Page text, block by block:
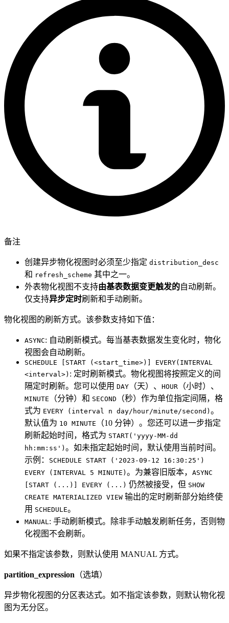
备注
创建异步物化视图时必须至少指定 distribution_desc
和 refresh_scheme 其中之一。
外表物化视图不支持由基表数据变更触发的自动刷新。
仅支持异步定时刷新和手动刷新。
物化视图的刷新方式。该参数支持如下值：
ASYNC: 自动刷新模式。每当基表数据发生变化时，物化
视图会自动刷新。
SCHEDULE [START (<start_time>)] EVERY(INTERVAL
<interval>) : 定时刷新模式。物化视图将按照定义的间
隔定时刷新。您可以使用 DAY （天）、 HOUR （小时）、
MINUTE （分钟）和 SECOND
（秒）作为单位指定间隔，格
式为 EVERY (interval n day/hour/minute/second) 。
默认值为 10 MINUTE
（10 分钟）。您还可以进一步指定
刷新起始时间，格式为 START('yyyy-MM-dd
hh:mm:ss') 。如未指定起始时间，默认使用当前时间。
示例：
SCHEDULE START ('2023-09-12 16:30:25')
EVERY (INTERVAL 5 MINUTE) 。为兼容旧版本， ASYNC
[START (...)] EVERY (...) 仍然被接受，但 SHOW
CREATE MATERIALIZED VIEW 输出的定时刷新部分始终使
用 SCHEDULE。
MANUAL: 手动刷新模式。除非手动触发刷新任务，否则物
化视图不会刷新。
如果不指定该参数，则默认使用 MANUAL 方式。
partition_expression （选填）
异步物化视图的分区表达式。如不指定该参数，则默认物化视
图为无分区。